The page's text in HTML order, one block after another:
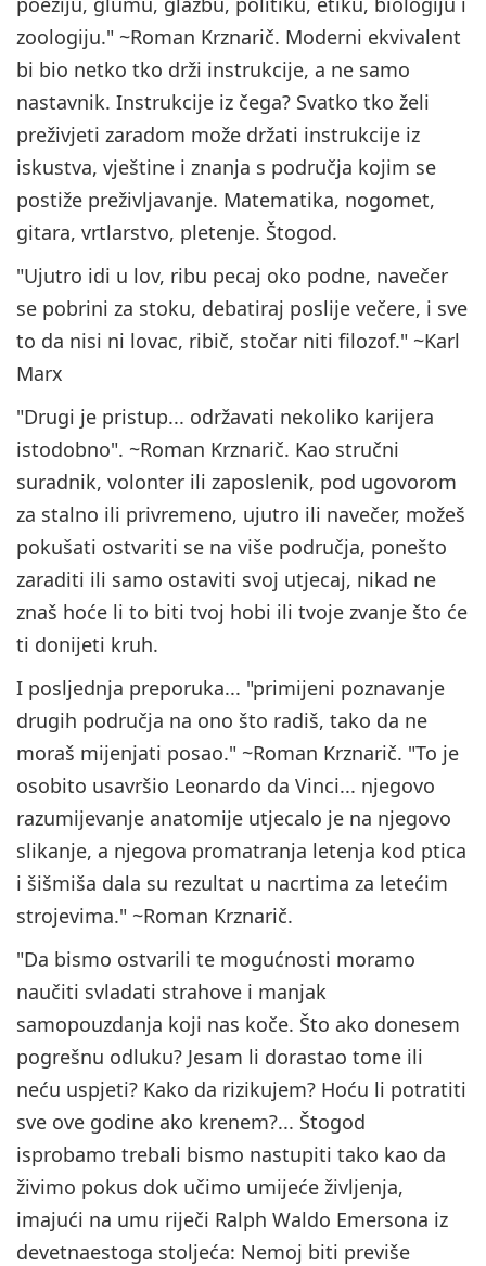
zoologiju." ~Roman Krznarič. Moderni ekvivalent
bi bio netko tko drži instrukcije, a ne samo
nastavnik. Instrukcije iz čega? Svatko tko želi
preživjeti zaradom može držati instrukcije iz
iskustva, vještine i znanja s područja kojim se
postiže preživljavanje. Matematika, nogomet,
gitara, vrtlarstvo, pletenje. Štogod.
"Ujutro idi u lov, ribu pecaj oko podne, navečer
se pobrini za stoku, debatiraj poslije večere, i sve
to da nisi ni lovac, ribič, stočar niti filozof." ~Karl
Marx
"Drugi je pristup... održavati nekoliko karijera
istodobno". ~Roman Krznarič. Kao stručni
suradnik, volonter ili zaposlenik, pod ugovorom
za stalno ili privremeno, ujutro ili navečer, možeš
pokušati ostvariti se na više područja, ponešto
zaraditi ili samo ostaviti svoj utjecaj, nikad ne
znaš hoće li to biti tvoj hobi ili tvoje zvanje što će
ti donijeti kruh.
I posljednja preporuka... "primijeni poznavanje
drugih područja na ono što radiš, tako da ne
moraš mijenjati posao." ~Roman Krznarič. "To je
osobito usavršio Leonardo da Vinci... njegovo
razumijevanje anatomije utjecalo je na njegovo
slikanje, a njegova promatranja letenja kod ptica
i šišmiša dala su rezultat u nacrtima za letećim
strojevima." ~Roman Krznarič.
"Da bismo ostvarili te mogućnosti moramo
naučiti svladati strahove i manjak
samopouzdanja koji nas koče. Što ako donesem
pogrešnu odluku? Jesam li dorastao tome ili
neću uspjeti? Kako da rizikujem? Hoću li potratiti
sve ove godine ako krenem?... Štogod
isprobamo trebali bismo nastupiti tako kao da
živimo pokus dok učimo umijeće življenja,
imajući na umu riječi Ralph Waldo Emersona iz
devetnaestoga stoljeća: Nemoj biti previše